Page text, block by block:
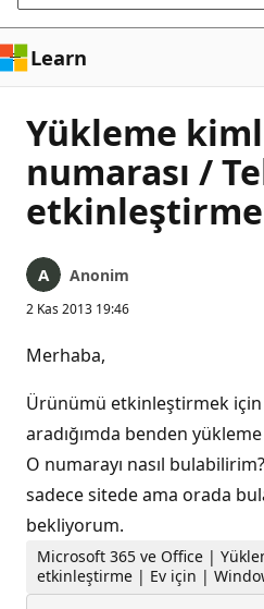
Learn
Yükleme
numarası /
etkinleştirme
Anonim
2 Kas 2013 19:46
Merhaba,
Ürünümü etkinleştirmek
aradığımda benden
O numarayı nasıl
sadece sitede ama orada
bekliyorum.
Microsoft 365 ve Office |
etkinleştirme | Ev için |